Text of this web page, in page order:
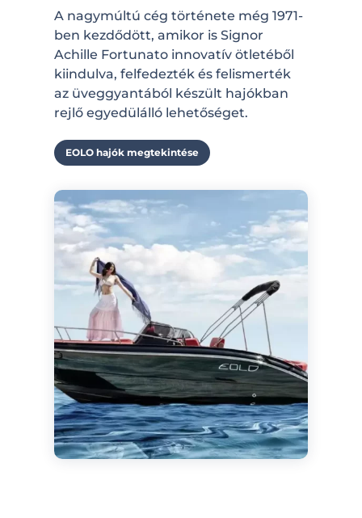
A nagymúltú cég története még 1971-
ben kezdődött, amikor is Signor
Achille Fortunato innovatív ötletéből
kiindulva, felfedezték és felismerték
az üveggyantából készült hajókban
rejlő egyedülálló lehetőséget.
EOLO hajók megtekintése